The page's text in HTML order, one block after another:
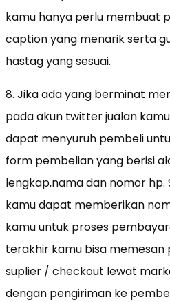
kamu hanya perlu membuat
caption yang menarik serta
hastag yang sesuai.
8. Jika ada yang berminat
pada akun twitter jualan
dapat menyuruh pembeli
form pembelian yang berisi
lengkap,nama dan nomor hp.
kamu dapat memberikan
kamu untuk proses
terakhir kamu bisa memesan
suplier / checkout lewat
dengan pengiriman ke